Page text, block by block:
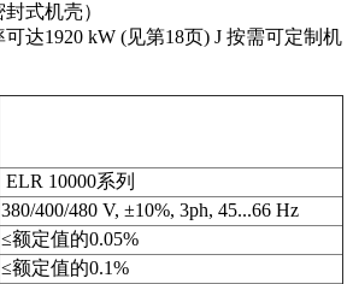
式机壳）
达1920 kW (见第18页) J 按需可定制机
ELR 10000系列
380/400/480 V, ±10%, 3ph, 45...66 Hz
≤额定值的0.05%
≤额定值的0.1%